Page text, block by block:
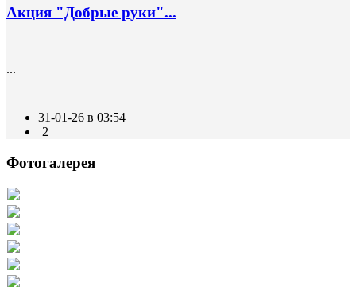
Акция "Добрые руки"...
...
31-01-26 в 03:54
2
Фотогалерея